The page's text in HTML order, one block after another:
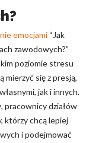
emocjami “Jak
zawodowych?”
poziomie stresu
mierzyć się z presją,
jak i innych.
pracownicy działów
którzy chcą lepiej
i podejmować